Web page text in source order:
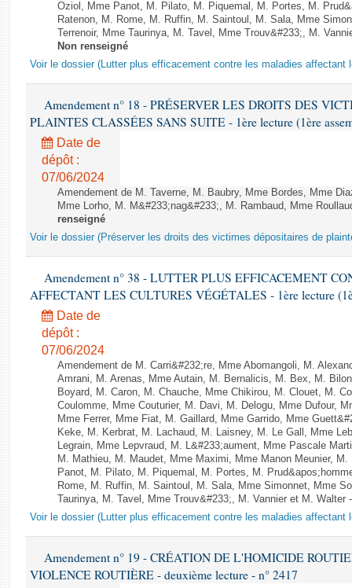
Oziol, Mme Panot, M. Pilato, M. Piquemal, M. Portes, M.
Ratenon, M. Rome, M. Ruffin, M. Saintoul, M. Sala, Mme
Terrenoir, Mme Taurinya, M. Tavel, Mme Trouv&#233;, M.
Non renseigné
Voir le dossier (Lutter plus efficacement contre les maladies affectant
Amendement n° 18 - PRÉSERVER LES DROITS DES
PLAINTES CLASSÉES SANS SUITE - 1ère lecture (1ère
Date de
dépôt :
07/06/2024
Amendement de M. Taverne, M. Baubry, Mme Bordes, Mme
Mme Lorho, M. M&#233;nag&#233;, M. Rambaud, Mme
renseigné
Voir le dossier (Préserver les droits des victimes dépositaires de
Amendement n° 38 - LUTTER PLUS EFFICACEMENT
AFFECTANT LES CULTURES VÉGÉTALES - 1ère lecture
Date de
dépôt :
07/06/2024
Amendement de M. Carri&#232;re, Mme Abomangoli, M.
Amrani, M. Arenas, Mme Autain, M. Bernalicis, M. Bex, M.
Boyard, M. Caron, M. Chauche, Mme Chikirou, M. Clouet, M.
Coulomme, Mme Couturier, M. Davi, M. Delogu, Mme Dufour,
Mme Ferrer, Mme Fiat, M. Gaillard, Mme Garrido, Mme
Keke, M. Kerbrat, M. Lachaud, M. Laisney, M. Le Gall, Mme
Legrain, Mme Lepvraud, M. L&#233;aument, Mme Pascale
M. Mathieu, M. Maudet, Mme Maximi, Mme Manon Meunier,
Panot, M. Pilato, M. Piquemal, M. Portes, M.
Rome, M. Ruffin, M. Saintoul, M. Sala, Mme Simonnet, Mme
Taurinya, M. Tavel, Mme Trouv&#233;, M. Vannier et M.
Voir le dossier (Lutter plus efficacement contre les maladies affectant
Amendement n° 19 - CRÉATION DE L'HOMICIDE
VIOLENCE ROUTIÈRE - deuxième lecture - n° 2417